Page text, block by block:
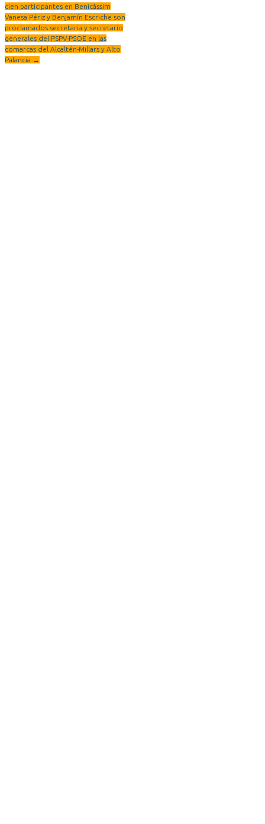
cien participantes en Benicàssim
Vanesa Périz y Benjamín Escriche son
proclamados secretaria y secretario
generales del PSPV-PSOE en las
comarcas del Alcaltén-Millars y Alto
Palancia →